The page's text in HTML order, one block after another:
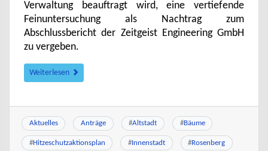
Verwaltung beauftragt wird, eine vertiefende
Feinuntersuchung als Nachtrag zum
Abschlussbericht der Zeitgeist Engineering GmbH
zu vergeben.
Weiterlesen
Aktuelles Anträge #Altstadt #Bäume
#Hitzeschutzaktionsplan #Innenstadt #Rosenberg